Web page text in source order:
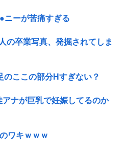
ニーが苦痛すぎる
の卒業写真、発掘されてしま
のここの部分Нすぎない？
アナが巨乳で妊娠してるのか
ワキｗｗｗ